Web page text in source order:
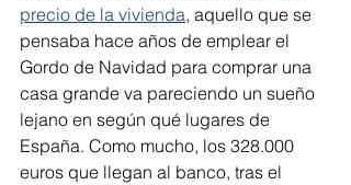
precio de la vivienda, aquello que se
pensaba hace años de emplear el
Gordo de Navidad para comprar una
casa grande va pareciendo un sueño
lejano en según qué lugares de
España. Como mucho, los 328.000
euros que llegan al banco, tras el